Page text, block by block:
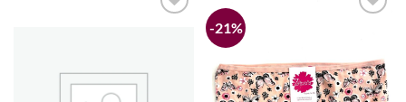
-21%
deseos